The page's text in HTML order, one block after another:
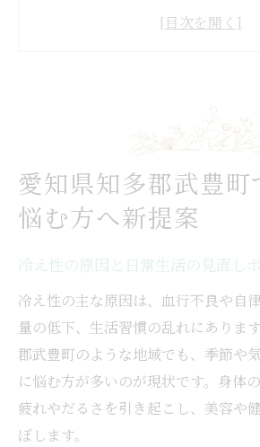
美容リラクゼーションで冷
身体を温める冷え性改善の秘訣
方
身体の芯まで温める冷え性
冷え性ケアと美容効果を両
冷え性解消を目指す温活美容の
温活美容で冷え性改善と
る
愛知県知多郡武豊町
悩む方へ新提案
冷え性の原因と日常生活の見直し
冷え性の主な原因は、血行不良や自
量の低下、生活習慣の乱れにありま
郡武豊町のような地域でも、季節や
に悩む方が多いのが現状です。身体
疲れやだるさを引き起こし、美容や
ぼします。